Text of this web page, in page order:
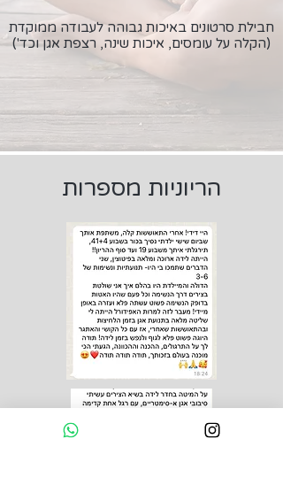
חבילת סרטונים באיכות גבוהה לעבודה ממוקדת
(הקלה על עומסים, איכות שינה, רצפת אגן וכד')
הריוניות מספרות